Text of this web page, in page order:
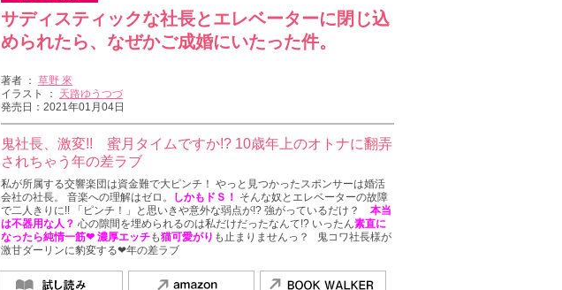
サディスティックな社長とエレベーターに閉じ込
められたら、なぜかご成婚にいたった件。
著者 ： 草野 來
イラスト ： 天路ゆうつづ
発売日：2021年01月04日
鬼社長、激変!! 蜜月タイムですか!? 10歳年上のオトナに翻弄
されちゃう年の差ラブ
私が所属する交響楽団は資金難で大ピンチ！ やっと見つかったスポンサーは婚活
会社の社長。 音楽への理解はゼロ。
しかもドＳ！
そんな奴とエレベーターの故障
で二人きりに!! 「ピンチ！」と思いきや意外な弱点が!? 強がっているだけ？ 本当
は不器用な人？ 心の隙間を埋められるのは私だけだったなんて!? いったん素直に
なったら純情一筋❤ 濃厚エッチも猫可愛がり も止まりませんっ？ 鬼コワ社長様が
激甘ダーリンに豹変する❤年の差ラブ